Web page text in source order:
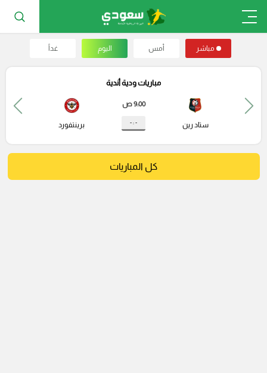
مباشر أمس اليوم غداً
مباريات ودية أندية
ستاد رين
9:00 ص
- : - برينتفورد
كل المباريات